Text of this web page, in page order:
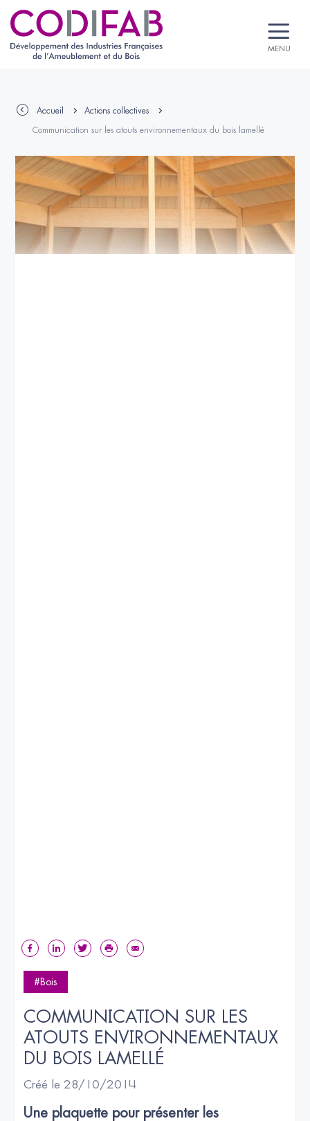
MENU
Accueil Actions collectives
Communication sur les atouts environnementaux du bois lamellé
#Bois
COMMUNICATION SUR LES
ATOUTS ENVIRONNEMENTAUX
DU BOIS LAMELLÉ
Créé le 28/10/2014
Une plaquette pour présenter les